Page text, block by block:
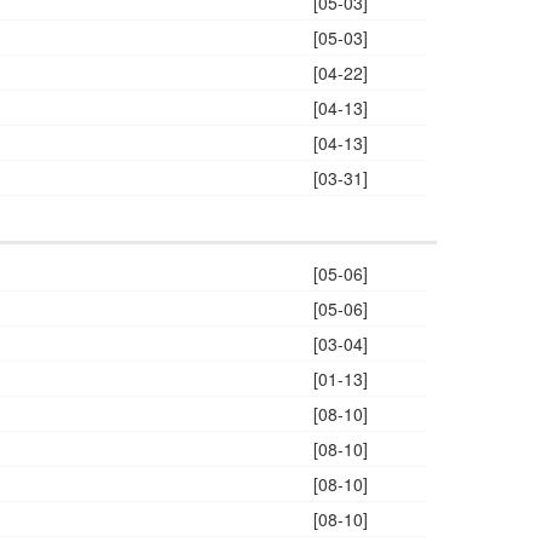
[05-03]
[04-22]
[04-13]
[04-13]
[03-31]
[05-06]
[05-06]
[03-04]
[01-13]
[08-10]
[08-10]
[08-10]
[08-10]